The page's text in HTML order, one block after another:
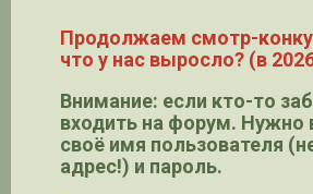
Продолжаем смотр-
что у нас выросло? (в
Внимание: если кто-то
входить на форум. Нужно
своё имя пользователя
адрес!) и пароль.